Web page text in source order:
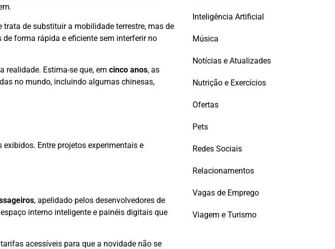
de substituir a mobilidade terrestre, mas de
forma rápida e eficiente sem interferir no
realidade. Estima-se que, em cinco anos, as
no mundo, incluindo algumas chinesas,
Entre projetos experimentais e
, apelidado pelos desenvolvedores de
interno inteligente e painéis digitais que
acessíveis para que a novidade não se
Inteligência Artificial
Música
Notícias e Atualizades
Nutrição e Exercícios
Ofertas
Pets
Redes Sociais
Relacionamentos
Vagas de Emprego
Viagem e Turismo